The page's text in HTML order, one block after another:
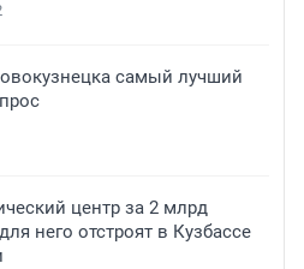
самый лучший
центр за 2 млрд
него отстроят в Кузбассе